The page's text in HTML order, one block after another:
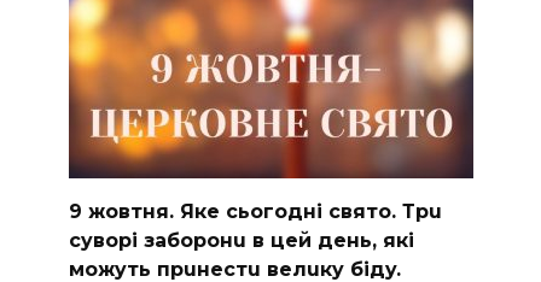
9 жoвтня. Якe cьoгoднi cвятo. Тpu
cyвopi зaбopoнu в цeй дeнь, якi
мoжyть пpuнecтu вeлuкy бiдy.